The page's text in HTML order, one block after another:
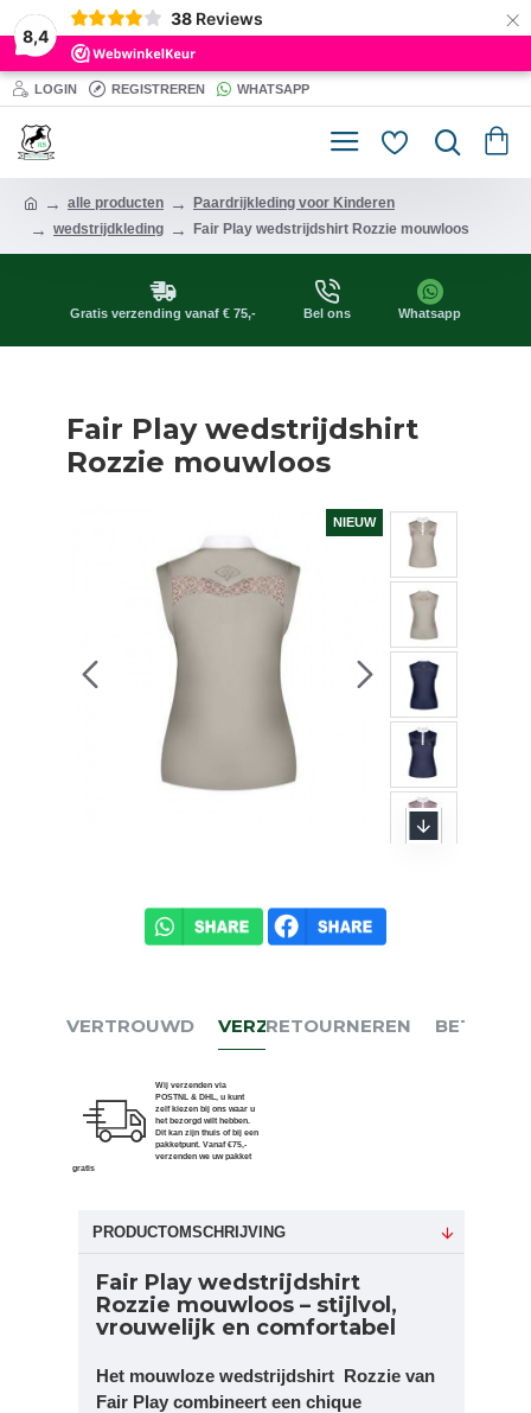
8,4
38 Reviews ×
LOGIN REGISTREREN WHATSAPP
alle producten
Paardrijkleding voor Kinderen
wedstrijdkleding
Fair Play wedstrijdshirt Rozzie mouwloos
Gratis verzending vanaf € 75,- Bel ons Whatsapp
Fair Play wedstrijdshirt
Rozzie mouwloos
NIEUW
VERTROUWD VERZENDEN
Wij verzenden via
POSTNL & DHL, u kunt
zelf kiezen bij ons waar u
het bezorgd wilt hebben.
Dit kan zijn thuis of bij een
pakketpunt. Vanaf €75,-
verzenden we uw pakket
gratis
RETOURNEREN BETALEN
PRODUCTOMSCHRIJVING
Fair Play wedstrijdshirt
Rozzie mouwloos – stijlvol,
vrouwelijk en comfortabel
Het mouwloze wedstrijdshirt Rozzie van
Fair Play combineert een chique